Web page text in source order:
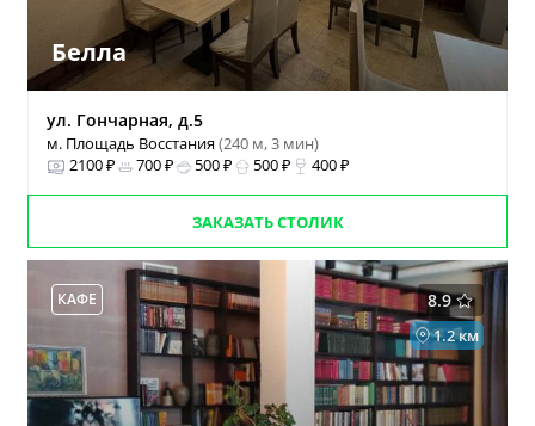
Белла
ул. Гончарная, д.5
м. Площадь Восстания(240 м, 3 мин)
2100 ₽
700 ₽ 500 ₽ 500 ₽ 400 ₽
ЗАКАЗАТЬ СТОЛИК
8.9
КАФЕ
1.2 км